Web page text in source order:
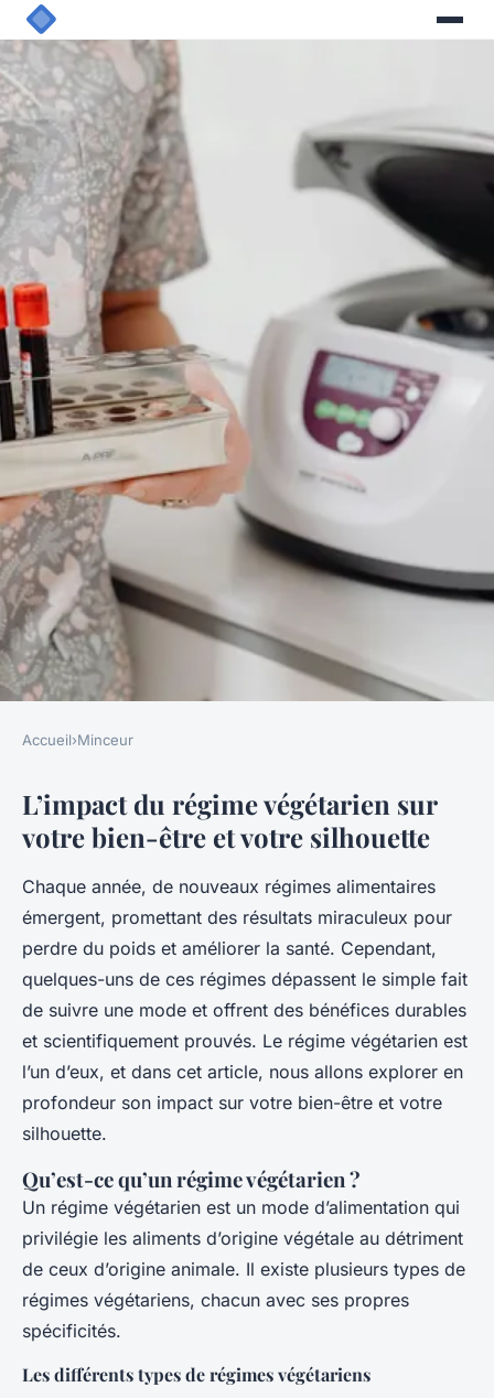
L'impact du régime végétarien
sur votre bien-être et votre
silhouette
Charlie • 7 février 2025 8 min de lecture
Accueil›Minceur
L’impact du régime végétarien sur
votre bien-être et votre silhouette
Chaque année, de nouveaux régimes alimentaires
émergent, promettant des résultats miraculeux pour
perdre du poids et améliorer la santé. Cependant,
quelques-uns de ces régimes dépassent le simple fait
de suivre une mode et offrent des bénéfices durables
et scientifiquement prouvés. Le régime végétarien est
l’un d’eux, et dans cet article, nous allons explorer en
profondeur son impact sur votre bien-être et votre
silhouette.
Qu’est-ce qu’un régime végétarien ?
Un régime végétarien est un mode d’alimentation qui
privilégie les aliments d’origine végétale au détriment
de ceux d’origine animale. Il existe plusieurs types de
régimes végétariens, chacun avec ses propres
spécificités.
Les différents types de régimes végétariens